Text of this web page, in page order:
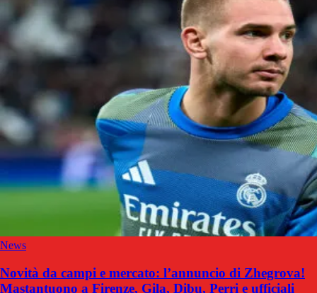
News
Novità da campi e mercato: l’annuncio di Zhegrova!
Mastantuono a Firenze, Gila, Dibu, Perri e ufficiali